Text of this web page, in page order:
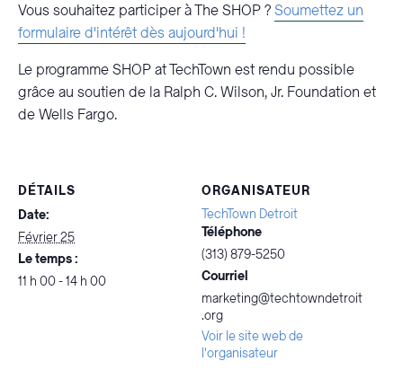
Vous souhaitez participer à The SHOP ?Soumettez un
formulaire d'intérêt dès aujourd'hui !
Le programme SHOP at TechTown est rendu possible
grâce au soutien de la Ralph C. Wilson, Jr. Foundation et
de Wells Fargo.
DÉTAILS
Date:
Février 25
Le temps :
11 h 00 - 14 h 00
ORGANISATEUR
TechTown Detroit
Téléphone
(313) 879-5250
Courriel
marketing@techtowndetroit
.org
Voir le site web de
l'organisateur